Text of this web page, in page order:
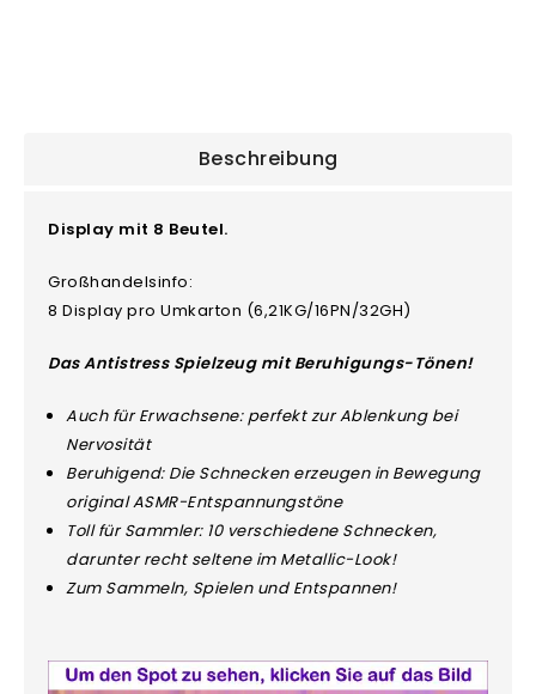
Beschreibung
Display mit 8 Beutel.
Großhandelsinfo:
8 Display pro Umkarton (6,21KG/16PN/32GH)
Das Antistress Spielzeug mit Beruhigungs-Tönen!
Auch für Erwachsene: perfekt zur Ablenkung bei
Nervosität
Beruhigend: Die Schnecken erzeugen in Bewegung
original ASMR-Entspannungstöne
Toll für Sammler: 10 verschiedene Schnecken,
darunter recht seltene im Metallic-Look!
Zum Sammeln, Spielen und Entspannen!